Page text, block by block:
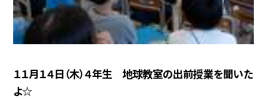
１１月１４日（木）４年生 地球教室の出前授業を聞いた
よ☆